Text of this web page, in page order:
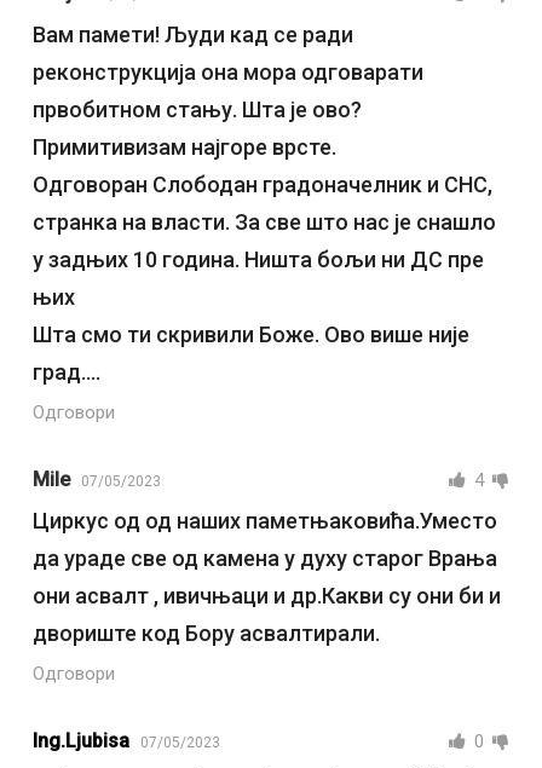
Вам памети! Људи кад се ради
реконструкција она мора одговарати
првобитном стању. Шта је ово?
Примитивизам најгоре врсте.
Одговоран Слободан градоначелник и СНС,
странка на власти. За све што нас је снашло
у задњих 10 година. Ништа бољи ни ДС пре
њих
Шта смо ти скривили Боже. Ово више није
град….
Одговори
Mile 07/05/2023 4
Циркус од од наших паметњаковића.Уместо
да ураде све од камена у духу старог Врања
они асвалт , ивичњаци и др.Какви су они би и
двориште код Бору асвалтирали.
Одговори
Ing.Ljubisa 07/05/2023 0